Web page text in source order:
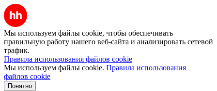
Мы используем файлы cookie, чтобы обеспечивать
правильную работу нашего веб-сайта и анализировать сетевой
трафик.
Правила использования файлов cookie
Мы используем файлы cookie. Правила использования
файлов cookie
Понятно